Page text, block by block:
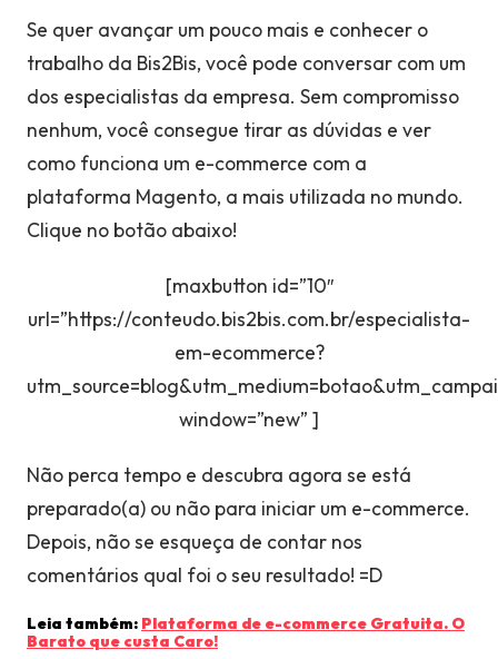
Se quer avançar um pouco mais e conhecer o
trabalho da Bis2Bis, você pode conversar com um
dos especialistas da empresa. Sem compromisso
nenhum, você consegue tirar as dúvidas e ver
como funciona um e-commerce com a
plataforma Magento, a mais utilizada no mundo.
Clique no botão abaixo!
[maxbutton id=”10″
url=”https://conteudo.bis2bis.com.br/especialista-
em-ecommerce?
window=”new” ]
Não perca tempo e descubra agora se está
preparado(a) ou não para iniciar um e-commerce.
Depois, não se esqueça de contar nos
comentários qual foi o seu resultado! =D
Leia também: Plataforma de e-commerce Gratuita. O
Barato que custa Caro!